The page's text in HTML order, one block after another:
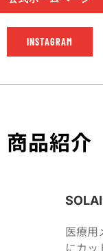
INSTAGRAM
商品紹介
医療用
にカッ